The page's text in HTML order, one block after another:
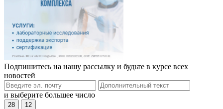
Подпишитесь на нашу рассылку и будьте в курсе всех
новостей
и выберите большее число
28 12